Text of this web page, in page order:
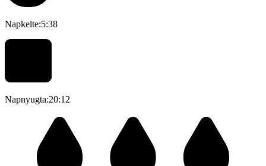
Napkelte:5:38
Napnyugta:20:12